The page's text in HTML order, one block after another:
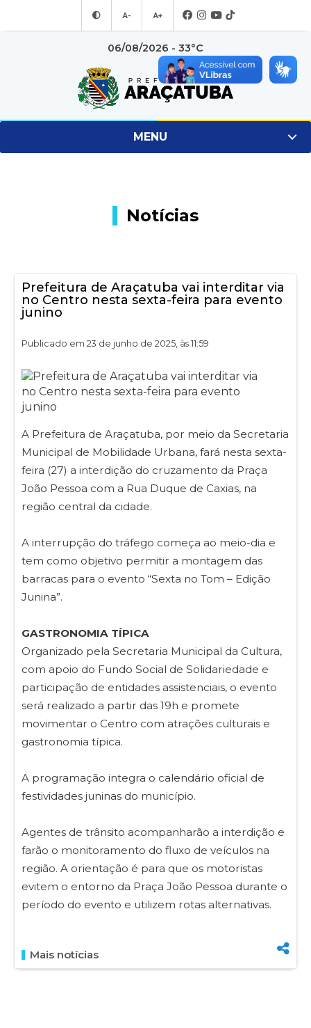
A- A+
06/08/2026 - 33°C
MENU
Notícias
Prefeitura de Araçatuba vai interditar via
no Centro nesta sexta-feira para evento
junino
Publicado em 23 de junho de 2025, às 11:59
A Prefeitura de Araçatuba, por meio da Secretaria
Municipal de Mobilidade Urbana, fará nesta sexta-
feira (27) a interdição do cruzamento da Praça
João Pessoa com a Rua Duque de Caxias, na
região central da cidade.
A interrupção do tráfego começa ao meio-dia e
tem como objetivo permitir a montagem das
barracas para o evento “Sexta no Tom – Edição
Junina”.
GASTRONOMIA TÍPICA
Organizado pela Secretaria Municipal da Cultura,
com apoio do Fundo Social de Solidariedade e
participação de entidades assistenciais, o evento
será realizado a partir das 19h e promete
movimentar o Centro com atrações culturais e
gastronomia típica.
A programação integra o calendário oficial de
festividades juninas do município.
Agentes de trânsito acompanharão a interdição e
farão o monitoramento do fluxo de veículos na
região. A orientação é para que os motoristas
evitem o entorno da Praça João Pessoa durante o
período do evento e utilizem rotas alternativas.
Mais notícias